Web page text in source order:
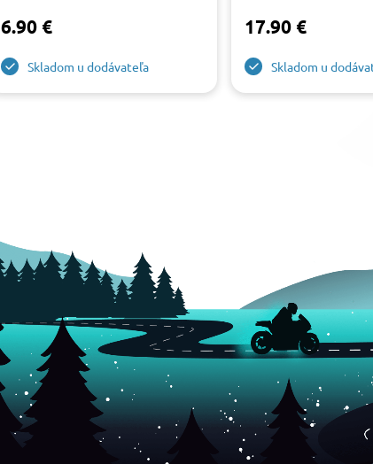
6.90 €
Skladom u dodávateľa
17.90 €
Skladom u